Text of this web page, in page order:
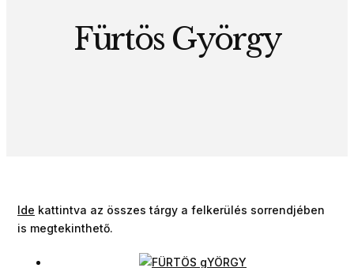
Fürtös György
Ide kattintva az összes tárgy a felkerülés sorrendjében
is megtekinthető.